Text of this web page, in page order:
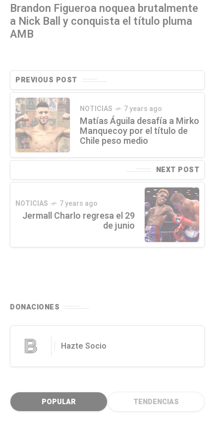
Brandon Figueroa noquea brutalmente
a Nick Ball y conquista el título pluma
AMB
PREVIOUS POST
NOTICIAS 7 years ago
Matías Águila desafía a Mirko
Manquecoy por el título de
Chile peso medio
NEXT POST
NOTICIAS 7 years ago
Jermall Charlo regresa el 29
de junio
DONACIONES
Hazte Socio
POPULAR TENDENCIAS